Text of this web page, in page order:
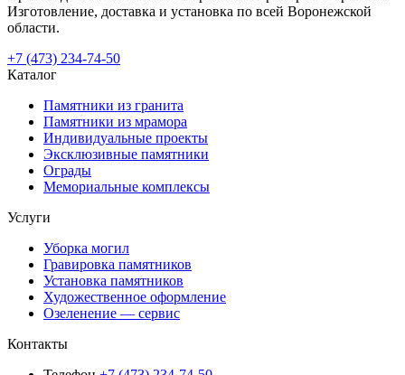
Изготовление, доставка и установка по всей Воронежской
области.
+7 (473) 234-74-50
Каталог
Памятники из гранита
Памятники из мрамора
Индивидуальные проекты
Эксклюзивные памятники
Ограды
Мемориальные комплексы
Услуги
Уборка могил
Гравировка памятников
Установка памятников
Художественное оформление
Озеленение — сервис
Контакты